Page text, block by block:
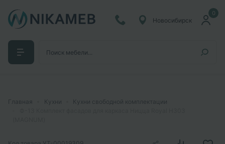
0
Новосибирск
Главная Кухни
Кухни свободной комплектации